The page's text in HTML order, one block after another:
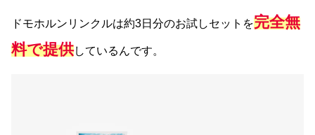
ドモホルンリンクルは約3日分のお試しセットを完全無
料で提供しているんです。